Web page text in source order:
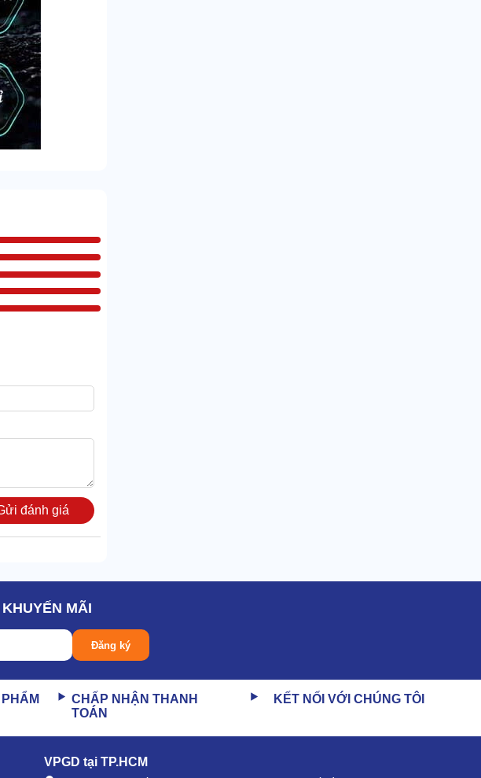
cực lớn, trong
bao gồm nước
việc vệ sinh
tắc nguồn, nút
Gửi đánh giá
MÃI
Đăng ký
CHẤP NHẬN THANH
TOÁN
KẾT NỐI VỚI CHÚNG TÔI
VPGD tại TP.HCM